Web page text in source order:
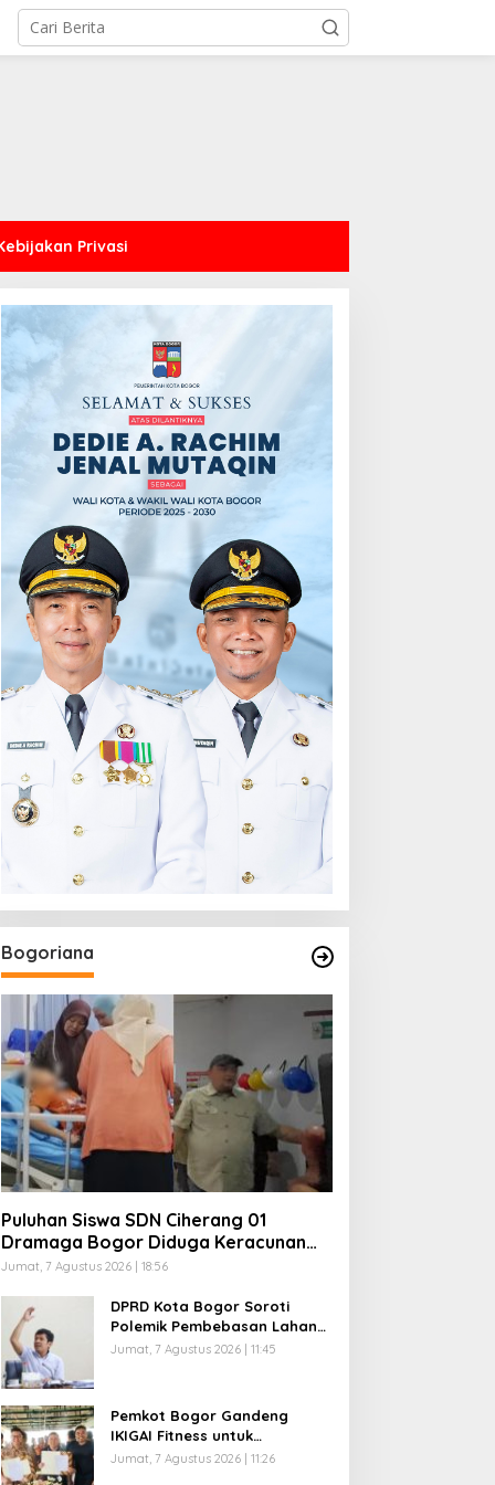
Privasi
Bogoriana
Puluhan Siswa SDN Ciherang 01
Dramaga Bogor Diduga Keracunan
MBG, Polisi Selidiki Dapur SPPG
Jumat, 7 Agustus 2026 | 18:56
DPRD Kota Bogor Soroti
Polemik Pembebasan Lahan
R3 Katulampa, Zenal Abidin
Jumat, 7 Agustus 2026 | 11:45
Pemkot Bogor Gandeng
IKIGAI Fitness untuk
Tingkatkan Prestasi Atlet,
Jumat, 7 Agustus 2026 | 11:26